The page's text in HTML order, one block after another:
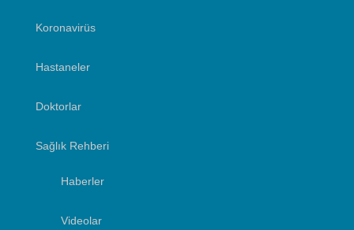
Koronavirüs
Hastaneler
Doktorlar
Sağlık Rehberi
Haberler
Videolar